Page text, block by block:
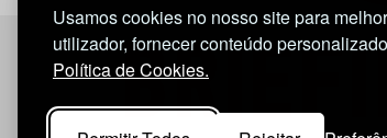
Usamos cookies no nosso site para
utilizador, fornecer conteúdo
Política de Cookies.